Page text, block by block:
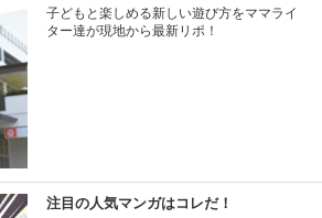
子どもと楽しめる新しい遊び方をママライ
ター達が現地から最新リポ！
注目の人気マンガはコレだ！